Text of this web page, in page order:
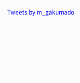
Tweets by m_gakumado